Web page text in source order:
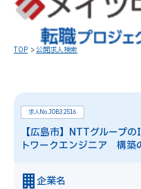
TOP 公開求人検索
求人No.JOB32516
【広島市】NTTグループ
トワークエンジニア 構築
企業名